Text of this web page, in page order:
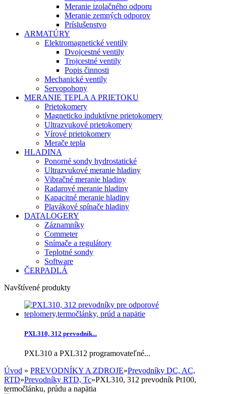
Meranie izolačného odporu
Meranie zemných odporov
Príslušenstvo
ARMATÚRY
Elektromagnetické ventily
Dvojcestné ventily
Trojcestné ventily
Popis činnosti
Mechanické ventily
Servopohony
MERANIE TEPLA A PRIETOKU
Prietokomery
Magneticko induktívne prietokomery
Ultrazvukové prietokomery
Vírové prietokomery
Merače tepla
HLADINA
Ponorné sondy hydrostatické
Ultrazvukové meranie hladiny
Vibračné meranie hladiny
Radarové meranie hladiny
Kapacitné meranie hladiny
Plavákové spínače hladiny
DATALOGERY
Záznamníky
Commeter
Snímače a regulátory
Teplotné sondy
Software
ČERPADLÁ
Navštívené produkty
PXL310, 312 prevodník...
PXL310 a PXL312 programovateľné...
Úvod » PREVODNÍKY A ZDROJE»Prevodníky DC, AC,
RTD»Prevodníky RTD, Tc»PXL310, 312 prevodník Pt100,
termočlánku, prúdu a napätia